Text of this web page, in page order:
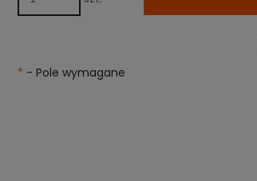
* - Pole wymagane